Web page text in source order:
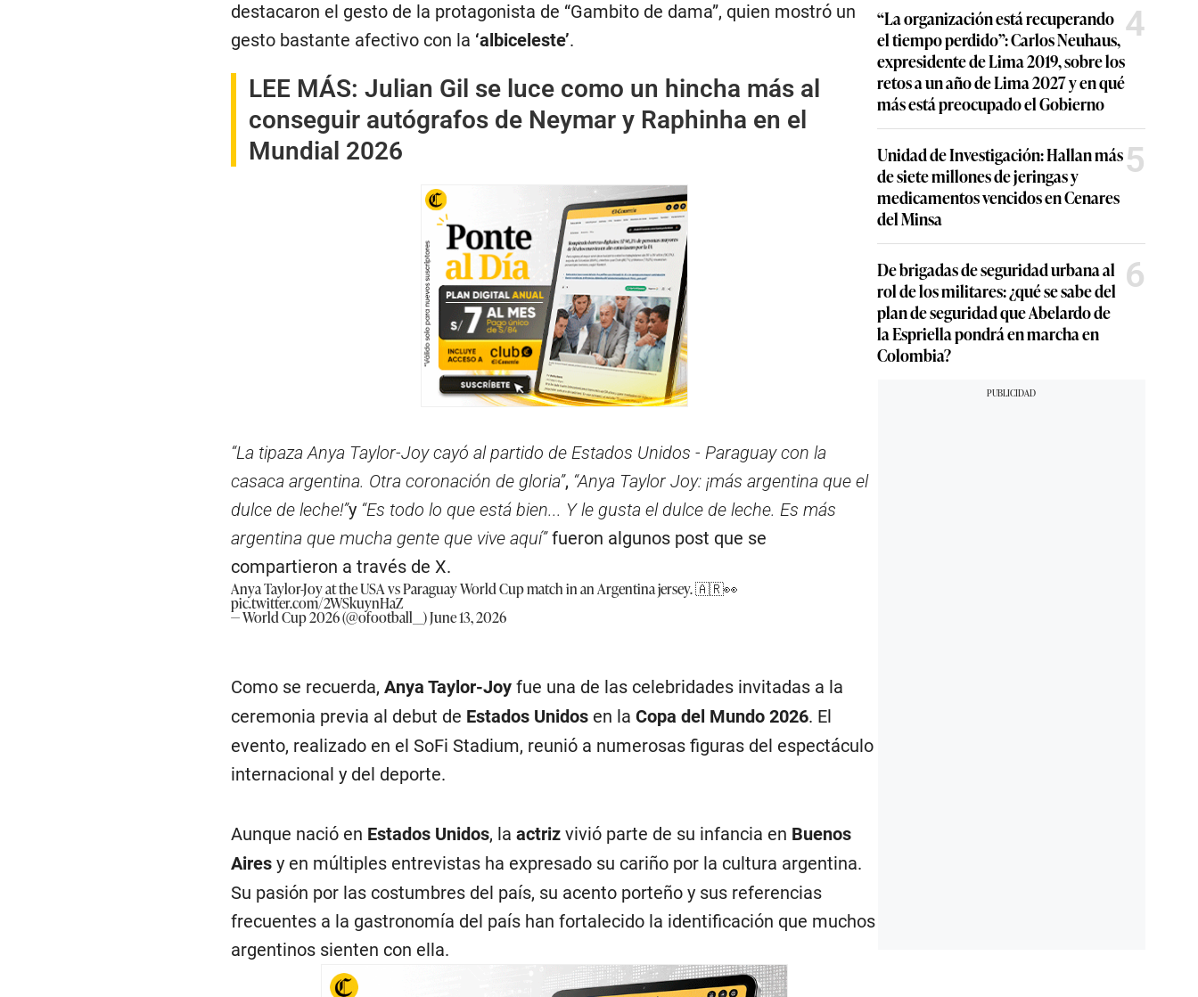
destacaron el gesto de la protagonista de “Gambito de dama”, quien mostró un
gesto bastante afectivo con la ‘albiceleste’.
LEE MÁS: Julian Gil se luce como un hincha más al
conseguir autógrafos de Neymar y Raphinha en el
Mundial 2026
“La tipaza Anya Taylor-Joy cayó al partido de Estados Unidos - Paraguay con la
casaca argentina. Otra coronación de gloria”, “Anya Taylor Joy: ¡más argentina que el
dulce de leche!”y “Es todo lo que está bien... Y le gusta el dulce de leche. Es más
argentina que mucha gente que vive aquí”fueron algunos post que se
compartieron a través de X.
Anya Taylor-Joy at the USA vs Paraguay World Cup match in an Argentina jersey. 🇦🇷👀
pic.twitter.com/2WSkuynHaZ
— World Cup 2026 (@ofootball__)June 13, 2026
Como se recuerda, Anya Taylor-Joyfue una de las celebridades invitadas a la
ceremonia previa al debut de Estados Unidosen la Copa del Mundo 2026. El
evento, realizado en el SoFi Stadium, reunió a numerosas figuras del espectáculo
internacional y del deporte.
Aunque nació en Estados Unidos, la actrizvivió parte de su infancia en Buenos
Airesy en múltiples entrevistas ha expresado su cariño por la cultura argentina.
Su pasión por las costumbres del país, su acento porteño y sus referencias
frecuentes a la gastronomía del país han fortalecido la identificación que muchos
argentinos sienten con ella.
“La organización está recuperando
el tiempo perdido”: Carlos Neuhaus,
expresidente de Lima 2019, sobre los
retos a un año de Lima 2027 y en qué
más está preocupado el Gobierno
4
Unidad de Investigación: Hallan más
de siete millones de jeringas y
medicamentos vencidos en Cenares
del Minsa
5
De brigadas de seguridad urbana al
rol de los militares: ¿qué se sabe del
plan de seguridad que Abelardo de
la Espriella pondrá en marcha en
Colombia?
6